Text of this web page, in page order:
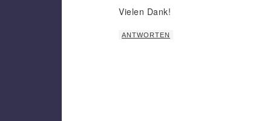
Vielen Dank!
ANTWORTEN